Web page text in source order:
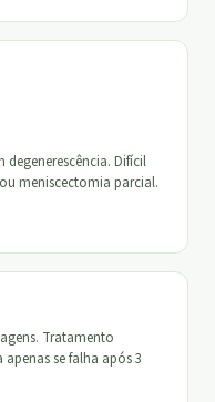
Difícil
meniscectomia parcial.
Tratamento
se falha após 3